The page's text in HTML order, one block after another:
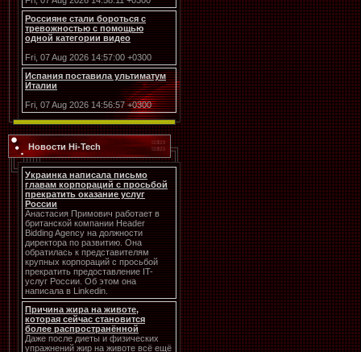
Россияне стали бороться с
тревожностью с помощью
одной категории видео
Fri, 07 Aug 2026 14:57:00 +0300
Испания поставила ультиматум
Италии
Fri, 07 Aug 2026 14:56:57 +0300
Новости Hi-Tech
Украинка написала письмо
главам корпораций с просьбой
прекратить оказание услуг
России
Анастасия Примович работает в
британской компании Header
Bidding Agency на должности
директора по развитию. Она
обратилась к представителям
крупных корпораций с просьбой
прекратить предоставление IT-
услуг России. Об этом она
написала в Linkedin.
Причина жира на животе,
которая сейчас становится
более распространённой
Даже после диеты и физических
упражнений жир на животе всё ещё